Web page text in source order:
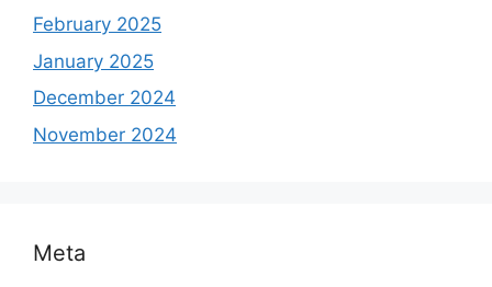
February 2025
January 2025
December 2024
November 2024
Meta